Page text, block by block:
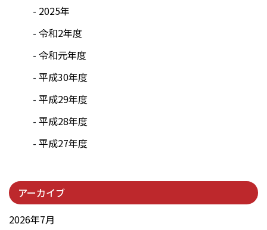
2025年
令和2年度
令和元年度
平成30年度
平成29年度
平成28年度
平成27年度
アーカイブ
2026年7月